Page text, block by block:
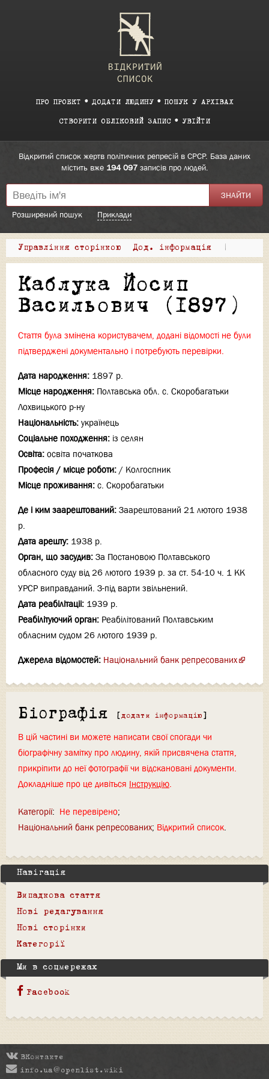
ПРО ПРОЕКТ ДОДАТИ ЛЮДИНУ ПОШУК У АРХІВАХ
СТВОРИТИ ОБЛІКОВИЙ ЗАПИС УВІЙТИ
Відкритий список жертв політичних репресій в СРСР. База даних
містить вже 194 097записів про людей.
Розширений пошук Приклади
Управління сторінкою Дод. інформація |
Каблука Йосип
Васильович (1897)
Стаття була змінена користувачем, додані відомості не були
підтверджені документально і потребують перевірки.
Дата народження: 1897 р.
Місце народження: Полтавська обл. с. Скоробагатьки
Лохвицького р-ну
Національність: українець
Соціальне походження: із селян
Освіта: освіта початкова
Професія / місце роботи: / Колгоспник
Місце проживання: с. Скоробагатьки
Де і ким заарештований: Заарештований 21 лютого 1938
р.
Дата арешту: 1938 р.
Орган, що засудив: За Постановою Полтавського
обласного суду від 26 лютого 1939 р. за ст. 54-10 ч. 1 КК
УРСР виправданий. З-під варти звільнений.
Дата реабілітаціi: 1939 р.
Реабілітуючий орган: Реабілітований Полтавським
обласним судом 26 лютого 1939 р.
Джерела відомостей: Національний банк репресованих
Біографія [ додати інформацію ]
В цій частині ви можете написати свої спогади чи
біографічну замітку про людину, якій присвячена стаття,
прикріпити до неї фотографії чи відскановані документи.
Докладніше про це дивіться Інструкцію.
Категорії: Не перевірено
Національний банк репресованих Відкритий список
Навігація
Випадкова стаття
Нові редагування
Нові сторінки
Категорії
Ми в соцмережах
Facebook
ВКонтакте
info.ua@openlist.wiki